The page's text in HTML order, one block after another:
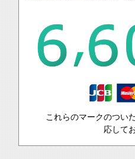
これらのマークのつい
応して